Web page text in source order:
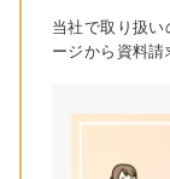
当社で取り扱
ージから資料請